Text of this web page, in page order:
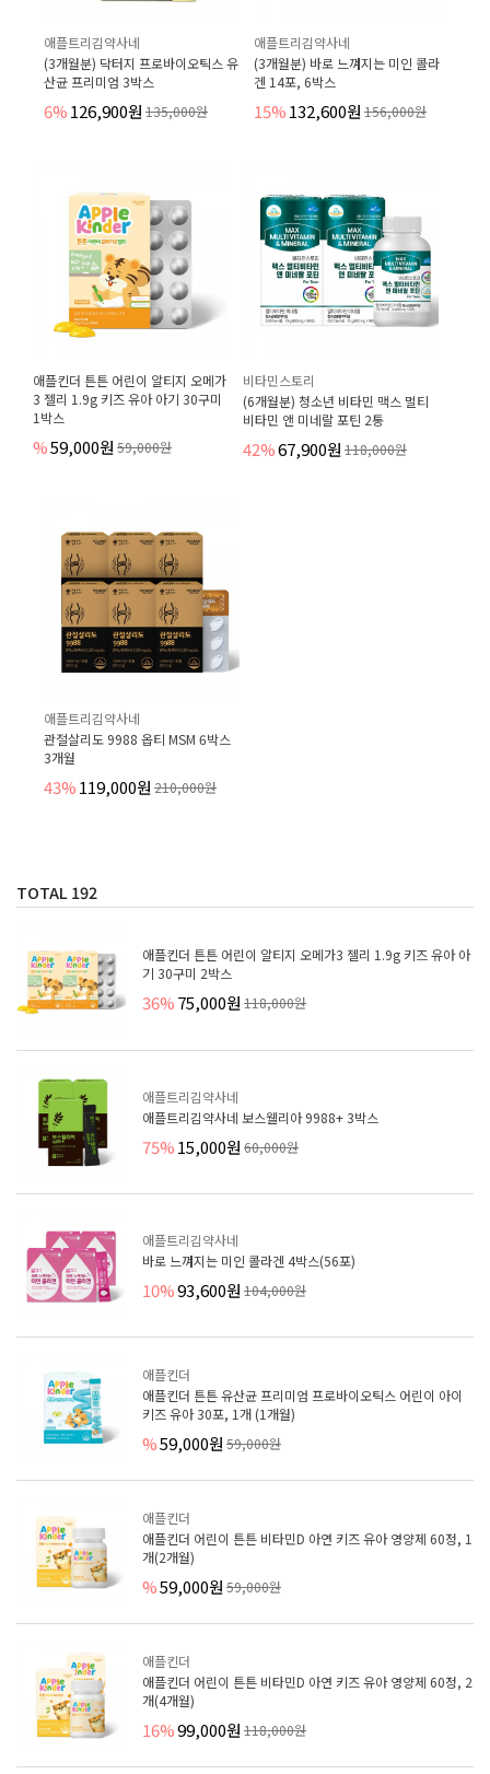
애플트리김약사네
(3개월분) 닥터지 프로바이오틱스 유
산균 프리미엄 3박스
6%126,900원 135,000원
애플트리김약사네
(3개월분) 바로 느껴지는 미인 콜라
겐 14포, 6박스
15%132,600원 156,000원
애플킨더 튼튼 어린이 알티지 오메가
3 젤리 1.9g 키즈 유아 아기 30구미
1박스
%59,000원 59,000원
비타민스토리
(6개월분) 청소년 비타민 맥스 멀티
비타민 앤 미네랄 포틴 2통
42%67,900원 118,000원
애플트리김약사네
관절살리도 9988 옵티 MSM 6박스
3개월
43%119,000원 210,000원
TOTAL 192
애플킨더 튼튼 어린이 알티지 오메가3 젤리 1.9g 키즈 유아 아
기 30구미 2박스
36%75,000원 118,000원
애플트리김약사네
애플트리김약사네 보스웰리아 9988+ 3박스
75%15,000원 60,000원
애플트리김약사네
바로 느껴지는 미인 콜라겐 4박스(56포)
10%93,600원 104,000원
애플킨더
애플킨더 튼튼 유산균 프리미엄 프로바이오틱스 어린이 아이
키즈 유아 30포, 1개 (1개월)
%59,000원 59,000원
애플킨더
애플킨더 어린이 튼튼 비타민D 아연 키즈 유아 영양제 60정, 1
개(2개월)
%59,000원 59,000원
애플킨더
애플킨더 어린이 튼튼 비타민D 아연 키즈 유아 영양제 60정, 2
개(4개월)
16%99,000원 118,000원